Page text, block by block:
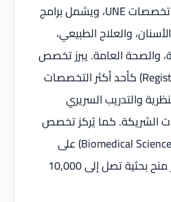
يُعد هذا المجال أحد أبرز تخصصات UNE، ويشمل برامج
والعلاج الطبيعي،
والصحة العامة. يبرز تخصص
التمريض (Registered Nursing) كأحد أكثر التخصصات
والتدريب السريري
الشريكة. كما يُركز تخصص
العلوم الطبية الحيوية (Biomedical Sciences) على
البحث الجزيئي، مع توفير منح بحثية تصل إلى 10,000